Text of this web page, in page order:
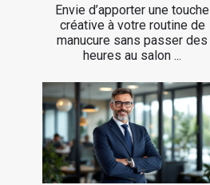
Envie d’apporter une touche
créative à votre routine de
manucure sans passer des
heures au salon ...